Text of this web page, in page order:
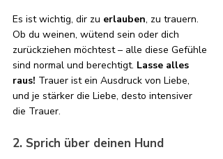
Es ist wichtig, dir zu erlauben, zu trauern.
Ob du weinen, wütend sein oder dich
zurückziehen möchtest – alle diese Gefühle
sind normal und berechtigt. Lasse alles
raus! Trauer ist ein Ausdruck von Liebe,
und je stärker die Liebe, desto intensiver
die Trauer.
2. Sprich über deinen Hund